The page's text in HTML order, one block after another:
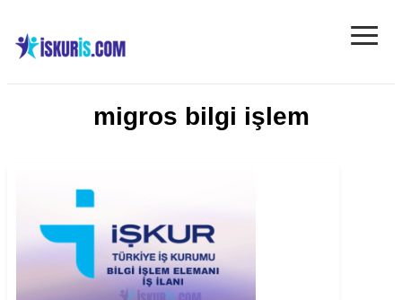
≡
migros bilgi işlem